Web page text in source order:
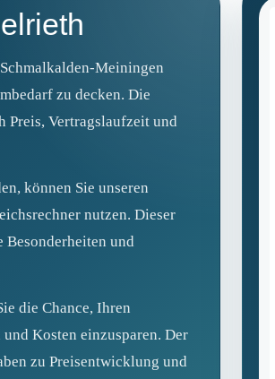
Meiningen
zu decken. Die
Vertragslaufzeit und
können Sie unseren
nutzen. Dieser
und
die Chance, Ihren
Kosten einzusparen. Der
zu Preisentwicklung und